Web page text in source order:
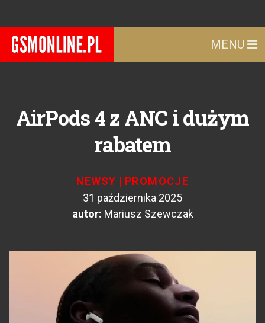
MENU
AirPods 4 z ANC i dużym
rabatem
NEWSY | PROMOCJE
31 października 2025
autor: Mariusz Szewczak